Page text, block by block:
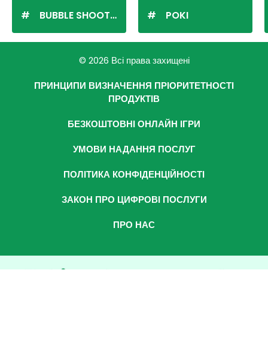
BUBBLE SHOOTER POKI
© 2026 Всі права захищені
ПРИНЦИПИ ВИЗНАЧЕННЯ ПРІОРИТЕТНОСТІ
ПРОДУКТІВ
БЕЗКОШТОВНІ ОНЛАЙН ІГРИ
УМОВИ НАДАННЯ ПОСЛУГ
ПОЛІТИКА КОНФІДЕНЦІЙНОСТІ
ЗАКОН ПРО ЦИФРОВІ ПОСЛУГИ
ПРО НАС